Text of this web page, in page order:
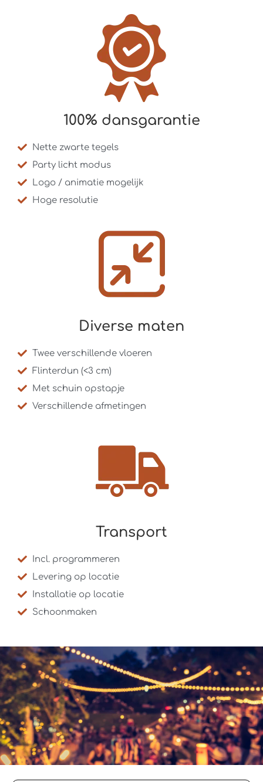
100% dansgarantie
Nette zwarte tegels
Party licht modus
Logo / animatie mogelijk
Hoge resolutie
Diverse maten
Twee verschillende vloeren
Flinterdun (<3 cm)
Met schuin opstapje
Verschillende afmetingen
Transport
Incl. programmeren
Levering op locatie
Installatie op locatie
Schoonmaken